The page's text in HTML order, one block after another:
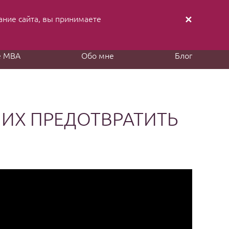
письмо
MBA Обо мне Блог
ПРЕДОТВРАТИТЬ
cайта, вы принимаете
✕